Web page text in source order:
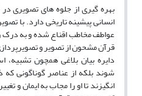
بهره گیری از جلوه های تصویری
انسانی پیشینه تاریخی دارد. با
عواطف مخاطب اقناع شده و به
قرآن مشحون از تصویر و
دایره بیان بلاغی همچون تشبیه،
شوند بلکه از عناصر گوناگونی
انگیزند تا او را مجاب به ایمان و